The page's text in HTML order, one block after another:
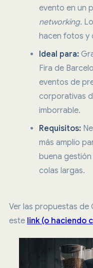
evento en un
networking.
hacen fotos y
Ideal para:
Fira de
eventos de
corporativas
imborrable.
Requisitos:
más amplio
buena
colas largas.
Ver las propuestas de
este link (o haciendo